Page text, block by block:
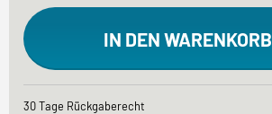
IN DEN WARENKORB
30 Tage Rückgaberecht